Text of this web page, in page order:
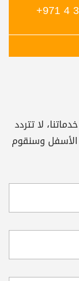
+971 4
لا تتردد
الأسفل وسنقوم